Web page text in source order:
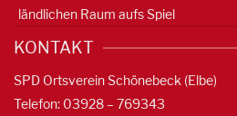
ländlichen Raum aufs Spiel
KONTAKT
SPD Ortsverein Schönebeck (Elbe)
Telefon: 03928 – 769343